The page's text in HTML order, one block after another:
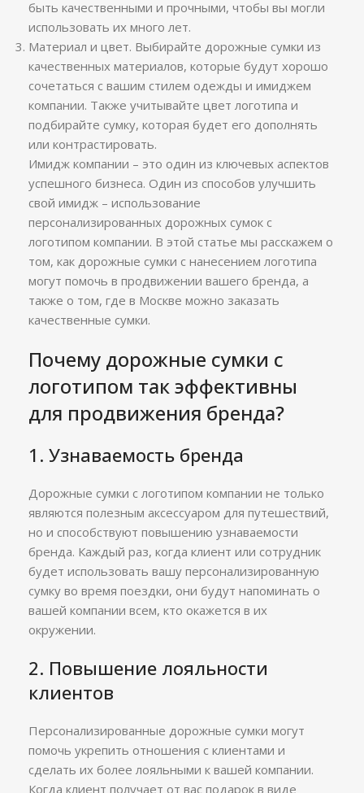
быть качественными и прочными, чтобы вы могли
использовать их много лет.
Материал и цвет. Выбирайте дорожные сумки из
качественных материалов, которые будут хорошо
сочетаться с вашим стилем одежды и имиджем
компании. Также учитывайте цвет логотипа и
подбирайте сумку, которая будет его дополнять
или контрастировать.
Имидж компании – это один из ключевых аспектов
успешного бизнеса. Один из способов улучшить
свой имидж – использование
персонализированных дорожных сумок с
логотипом компании. В этой статье мы расскажем о
том, как дорожные сумки с нанесением логотипа
могут помочь в продвижении вашего бренда, а
также о том, где в Москве можно заказать
качественные сумки.
Почему дорожные сумки с
логотипом так эффективны
для продвижения бренда?
1. Узнаваемость бренда
Дорожные сумки с логотипом компании не только
являются полезным аксессуаром для путешествий,
но и способствуют повышению узнаваемости
бренда. Каждый раз, когда клиент или сотрудник
будет использовать вашу персонализированную
сумку во время поездки, они будут напоминать о
вашей компании всем, кто окажется в их
окружении.
2. Повышение лояльности
клиентов
Персонализированные дорожные сумки могут
помочь укрепить отношения с клиентами и
сделать их более лояльными к вашей компании.
Когда клиент получает от вас подарок в виде